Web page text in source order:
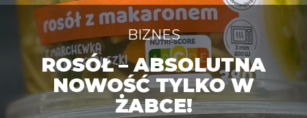
PRODUCTIE
CONTACT
BIZNES
ROSÓŁ – ABSOLUTNA
NOWOŚĆ TYLKO W
ŻABCE!